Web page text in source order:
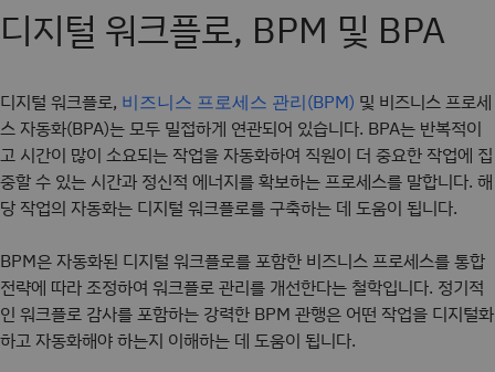
디지털 워크플로, BPM 및 BPA
디지털 워크플로, 비즈니스 프로세스 관리(BPM) 및 비즈니스 프로세
스 자동화(BPA)는 모두 밀접하게 연관되어 있습니다. BPA는 반복적이
고 시간이 많이 소요되는 작업을 자동화하여 직원이 더 중요한 작업에 집
중할 수 있는 시간과 정신적 에너지를 확보하는 프로세스를 말합니다. 해
당 작업의 자동화는 디지털 워크플로를 구축하는 데 도움이 됩니다.
BPM은 자동화된 디지털 워크플로를 포함한 비즈니스 프로세스를 통합
전략에 따라 조정하여 워크플로 관리를 개선한다는 철학입니다. 정기적
인 워크플로 감사를 포함하는 강력한 BPM 관행은 어떤 작업을 디지털화
하고 자동화해야 하는지 이해하는 데 도움이 됩니다.